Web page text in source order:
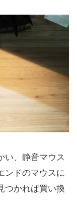
い、静音マウス
ンドのマウスに
つかれば買い換